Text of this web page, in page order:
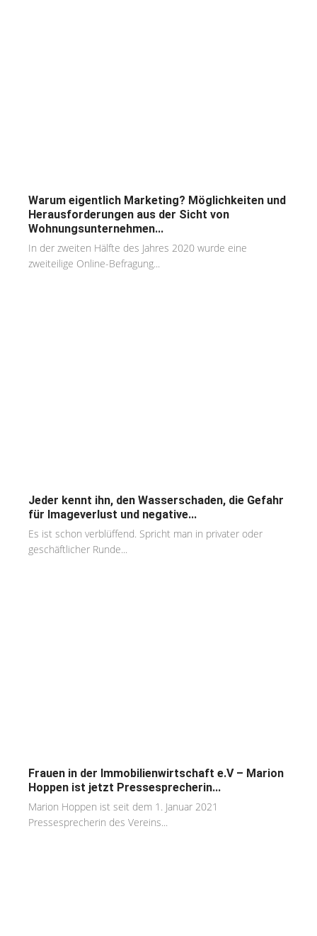
Warum eigentlich Marketing? Möglichkeiten und
Herausforderungen aus der Sicht von
Wohnungsunternehmen...
In der zweiten Hälfte des Jahres 2020 wurde eine
zweiteilige Online-Befragung...
Jeder kennt ihn, den Wasserschaden, die Gefahr
für Imageverlust und negative...
Es ist schon verblüffend. Spricht man in privater oder
geschäftlicher Runde...
Frauen in der Immobilienwirtschaft e.V – Marion
Hoppen ist jetzt Pressesprecherin...
Marion Hoppen ist seit dem 1. Januar 2021
Pressesprecherin des Vereins...